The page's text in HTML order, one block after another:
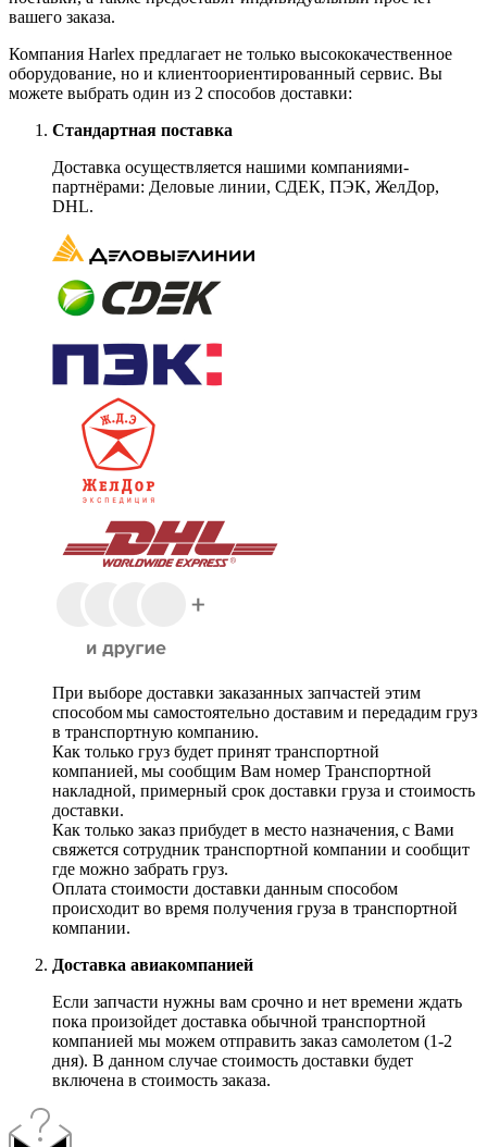
вашего заказа.
Компания Harlex предлагает не только высококачественное
оборудование, но и клиентоориентированный сервис. Вы
можете выбрать один из 2 способов доставки:
Стандартная поставка
Доставка осуществляется нашими компаниями-
партнёрами: Деловые линии, СДЕК, ПЭК, ЖелДор,
DHL.
При выборе доставки заказанных запчастей этим
способом мы самостоятельно доставим и передадим груз
в транспортную компанию.
Как только груз будет принят транспортной
компанией, мы сообщим Вам номер Транспортной
накладной, примерный срок доставки груза и стоимость
доставки.
Как только заказ прибудет в место назначения, с Вами
свяжется сотрудник транспортной компании и сообщит
где можно забрать груз.
Оплата стоимости доставки данным способом
происходит во время получения груза в транспортной
компании.
Доставка авиакомпанией
Если запчасти нужны вам срочно и нет времени ждать
пока произойдет доставка обычной транспортной
компанией мы можем отправить заказ самолетом (1-2
дня). В данном случае стоимость доставки будет
включена в стоимость заказа.